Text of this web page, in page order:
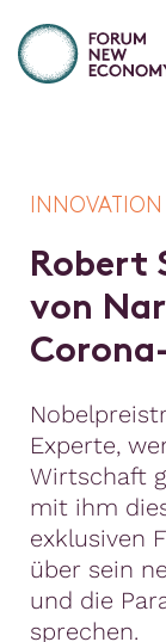
Robert
von Nar
Corona
Experte,
Wirtschaft
mit ihm
exklusiven
über sein
und die
sprechen.